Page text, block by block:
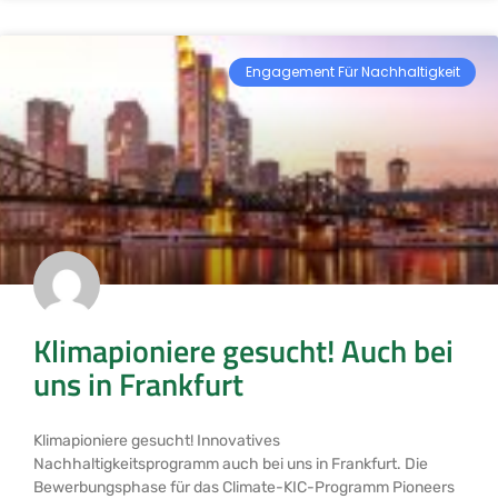
Engagement Für Nachhaltigkeit
Klimapioniere gesucht! Auch bei
uns in Frankfurt
Klimapioniere gesucht! Innovatives
Nachhaltigkeitsprogramm auch bei uns in Frankfurt. Die
Bewerbungsphase für das Climate-KIC-Programm Pioneers